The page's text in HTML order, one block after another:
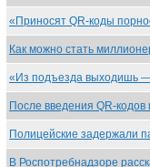
«Приносят QR-коды
Как можно стать
«Из подъезда выходишь
После введения QR-
Полицейские задержали
В Роспотребнадзоре